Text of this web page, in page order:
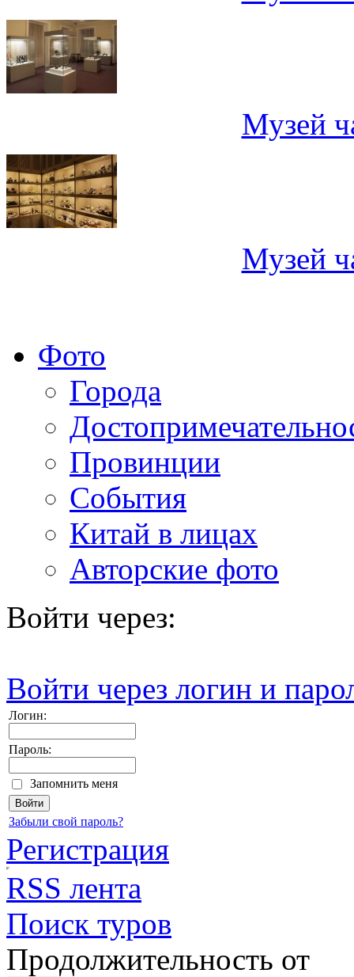
Музей
Музей
Фото
Города
Провинции
События
Китай в лицах
Авторские фото
Войти через:
Войти через логин и
Логин:
Пароль:
Запомнить меня
Забыли свой пароль?
Регистрация
RSS лента
Поиск туров
Продолжительность от